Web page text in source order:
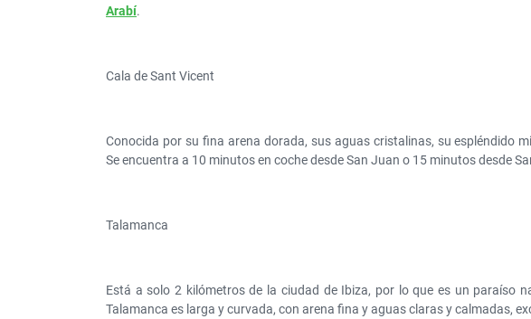
Arabí.
Cala de Sant Vicent
Conocida por su fina arena dorada, sus aguas cristalinas, su espléndido
Se encuentra a 10 minutos en coche desde San Juan o 15 minutos desde
Talamanca
Está a solo 2 kilómetros de la ciudad de Ibiza, por lo que es un paraíso
Talamanca es larga y curvada, con arena fina y aguas claras y calmadas,